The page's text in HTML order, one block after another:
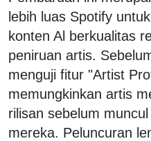
lebih luas Spotify
konten Al berkualitas
peniruan artis.
menguji fitur "Artist
memungkinkan artis
rilisan sebelum muncul
mereka. Peluncuran